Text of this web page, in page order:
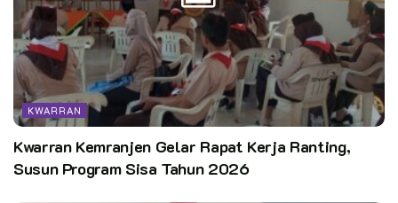
KWARRAN
Kwarran Kemranjen Gelar Rapat Kerja Ranting,
Susun Program Sisa Tahun 2026